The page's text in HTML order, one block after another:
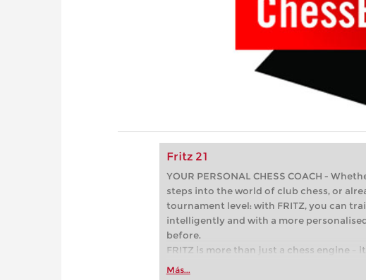
Fritz 21
YOUR PERSONAL CHESS COACH -
steps into the world of club chess, or
tournament level: with FRITZ, you can
intelligently and with a more
before.
FRITZ is more than just a chess engine –
Whether you’re taking your first steps
Más...